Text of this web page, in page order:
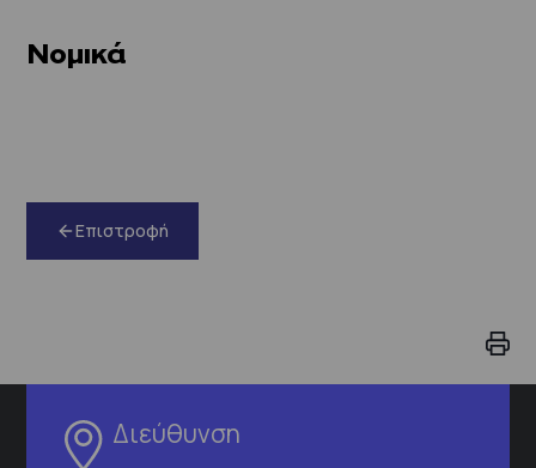
Νομικά
Επιστροφή
Διεύθυνση